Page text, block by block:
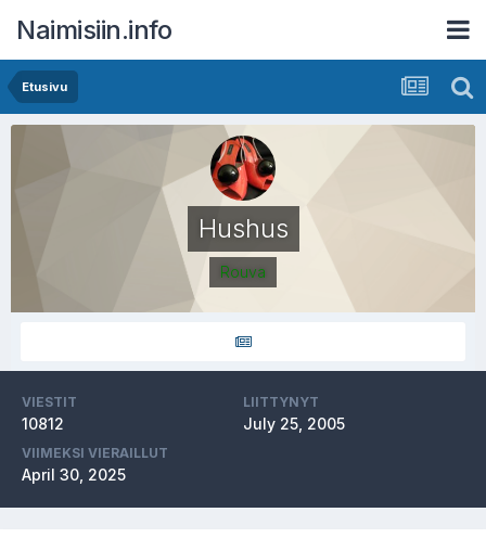
Naimisiin.info
Etusivu
Hushus
Rouva
VIESTIT
10812
LIITTYNYT
July 25, 2005
VIIMEKSI VIERAILLUT
April 30, 2025